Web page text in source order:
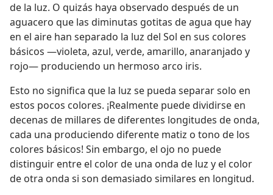
de la luz. O quizás haya observado después de un
aguacero que las diminutas gotitas de agua que hay
en el aire han separado la luz del Sol en sus colores
básicos —violeta, azul, verde, amarillo, anaranjado y
rojo— produciendo un hermoso arco iris.
Esto no significa que la luz se pueda separar solo en
estos pocos colores. ¡Realmente puede dividirse en
decenas de millares de diferentes longitudes de onda,
cada una produciendo diferente matiz o tono de los
colores básicos! Sin embargo, el ojo no puede
distinguir entre el color de una onda de luz y el color
de otra onda si son demasiado similares en longitud.